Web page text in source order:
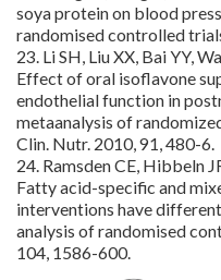
soya protein on blood
randomised controlled
23. Li SH, Liu XX, Bai YY,
Effect of oral isoflavone
endothelial function in
metaanalysis of
Clin. Nutr. 2010, 91, 480-6.
24. Ramsden CE, Hibbeln
Fatty acid-specific and
interventions have
analysis of randomised
104, 1586-600.